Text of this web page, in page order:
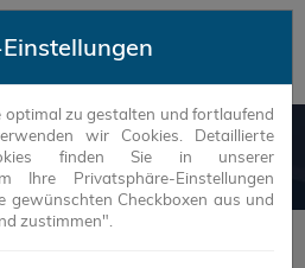
optimal zu gestalten und fortlaufend
wir Cookies. Detaillierte
finden Sie in unserer
Ihre Privatsphäre-Einstellungen
gewünschten Checkboxen aus und
zustimmen".